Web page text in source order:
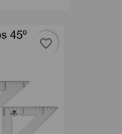
favorite_border